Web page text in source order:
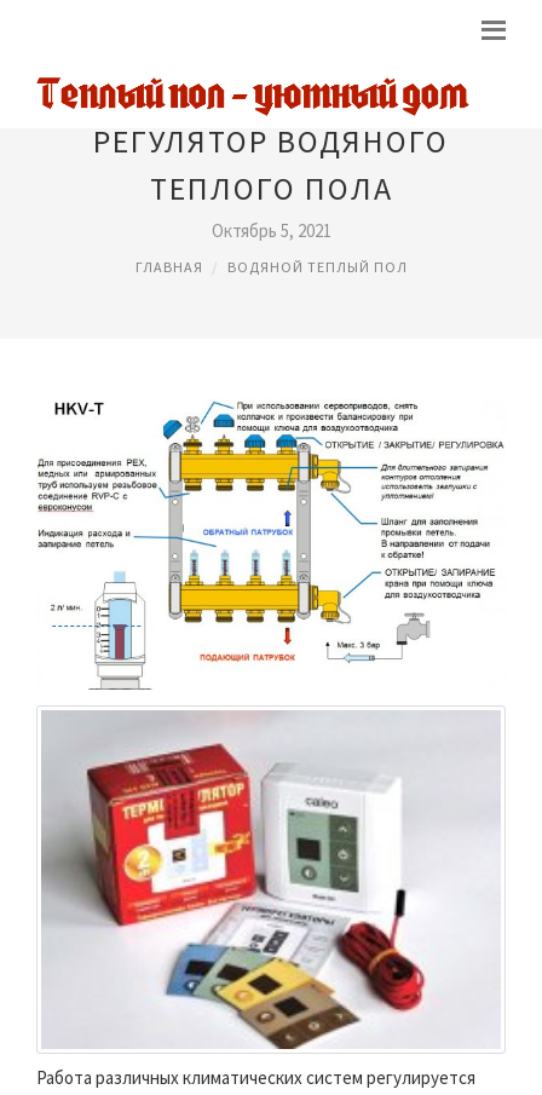
РЕГУЛЯТОР ВОДЯНОГО
ТЕПЛОГО ПОЛА
Октябрь 5, 2021
ГЛАВНАЯ ВОДЯНОЙ ТЕПЛЫЙ ПОЛ
Работа различных климатических систем регулируется